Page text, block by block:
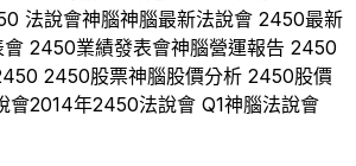
法說會神腦神腦最新法說會 2450最新
會 2450業績發表會神腦營運報告 2450
2450股票神腦股價分析 2450股價
會2014年2450法說會 Q1神腦法說會